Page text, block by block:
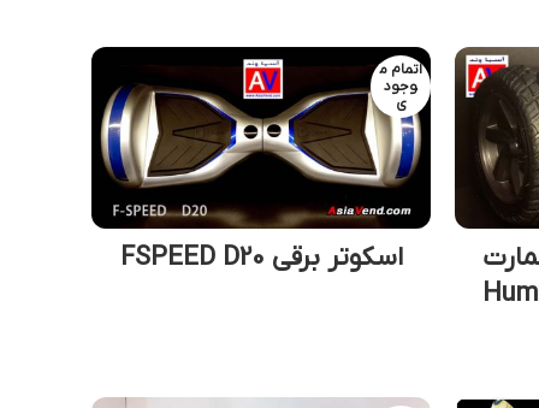
اتمام م
وجود
ی
اسکوتر برقی FSPEED D20